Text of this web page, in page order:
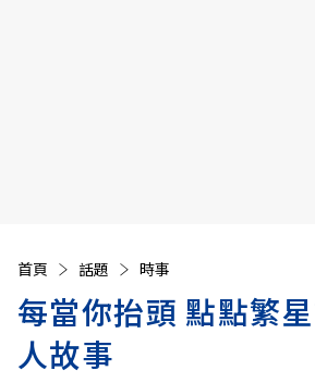
首頁 話題 時事
每當你抬頭 點點繁
人故事